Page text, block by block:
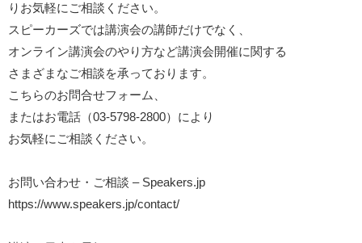
りお気軽にご相談ください。
スピーカーズでは講演会の講師だけでなく、
オンライン講演会のやり方など講演会開催に関する
さまざまなご相談を承っております。
こちらのお問合せフォーム、
またはお電話（03-5798-2800）により
お気軽にご相談ください。
​​​​​お問い合わせ・ご相談 – Speakers.jp
https://www.speakers.jp/contact/